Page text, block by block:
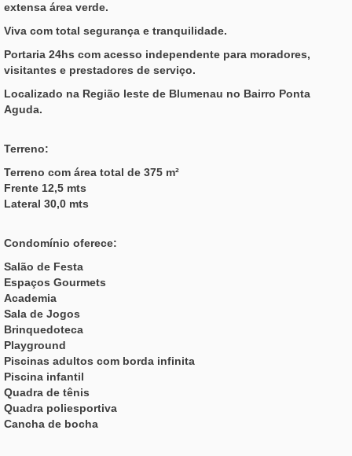
extensa área verde.
Viva com total segurança e tranquilidade.
Portaria 24hs com acesso independente para moradores,
visitantes e prestadores de serviço.
Localizado na Região leste de Blumenau no Bairro Ponta
Aguda.
Terreno:
Terreno com área total de 375 m²
Frente 12,5 mts
Lateral 30,0 mts
Condomínio oferece:
Salão de Festa
Espaços Gourmets
Academia
Sala de Jogos
Brinquedoteca
Playground
Piscinas adultos com borda infinita
Piscina infantil
Quadra de tênis
Quadra poliesportiva
Cancha de bocha